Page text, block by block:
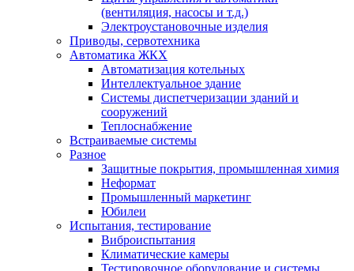
(вентиляция, насосы и т.д.)
Электроустановочные изделия
Приводы, сервотехника
Автоматика ЖКХ
Автоматизация котельных
Интеллектуальное здание
Системы диспетчеризации зданий и
сооружений
Теплоснабжение
Встраиваемые системы
Разное
Защитные покрытия, промышленная химия
Неформат
Промышленный маркетинг
Юбилеи
Испытания, тестирование
Виброиспытания
Климатические камеры